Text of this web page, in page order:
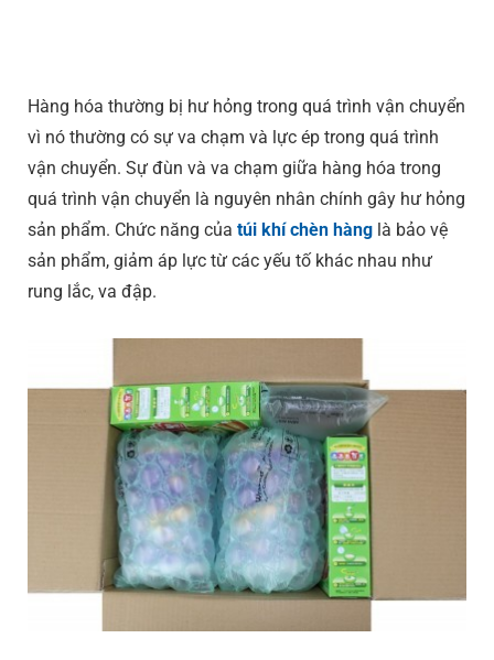
Hàng hóa thường bị hư hỏng trong quá trình vận chuyển
vì nó thường có sự va chạm và lực ép trong quá trình
vận chuyển. Sự đùn và va chạm giữa hàng hóa trong
quá trình vận chuyển là nguyên nhân chính gây hư hỏng
sản phẩm. Chức năng của túi khí chèn hàng là bảo vệ
sản phẩm, giảm áp lực từ các yếu tố khác nhau như
rung lắc, va đập.